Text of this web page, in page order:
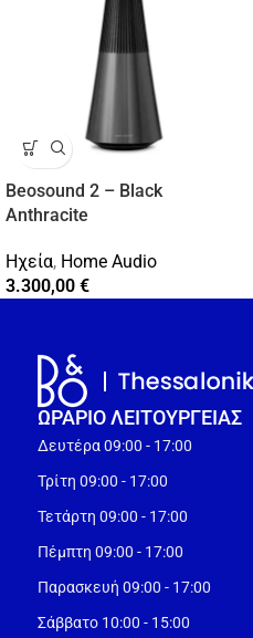
Beosound 2 – Black
Anthracite
Ηχεία, Home Audio
3.300,00 €
ΩΡΑΡΙΟ ΛΕΙΤΟΥΡΓEΙΑΣ
Δευτέρα 09:00 - 17:00
Τρίτη 09:00 - 17:00
Τετάρτη 09:00 - 17:00
Πέμπτη 09:00 - 17:00
Παρασκευή 09:00 - 17:00
Σάββατο 10:00 - 15:00